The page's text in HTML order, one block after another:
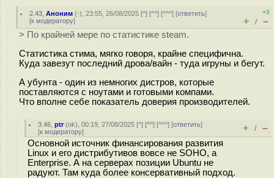
2.43 ,Аноним (-), 23:55, 26/08/2025 [^] [^^] [^^^] [ответить]
[к модератору]
+3
+ / –
> По крайней мере по статистике steam.
Статистика стима, мягко говоря, крайне специфична.
Куда завезут последний дрова/вайн - туда игруны и бегут.
А убунта - один из немногих дистров, которые
поставляются с ноутами и готовыми компами.
Что вполне себе показатель доверия производителей.
3.46 ,ptr(ok), 00:19, 27/08/2025 [^] [^^] [^^^] [ответить]
[к модератору] + / –
Основной источник финансирования развития
Linux и его дистрибутивов вовсе не SOHO, а
Enterprise. А на серверах позиции Ubuntu не
радуют. Там куда более консервативный подход.